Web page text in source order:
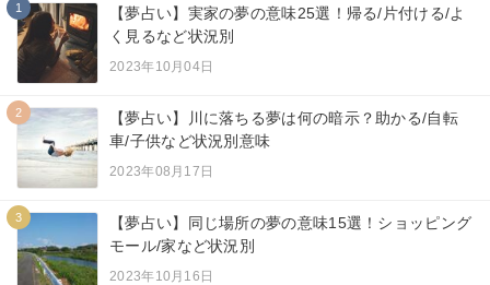
1
【夢占い】実家の夢の意味25選！帰る/片付ける/よ
く見るなど状況別
2023年10月04日
2
【夢占い】川に落ちる夢は何の暗示？助かる/自転
車/子供など状況別意味
2023年08月17日
3
【夢占い】同じ場所の夢の意味15選！ショッピング
モール/家など状況別
2023年10月16日